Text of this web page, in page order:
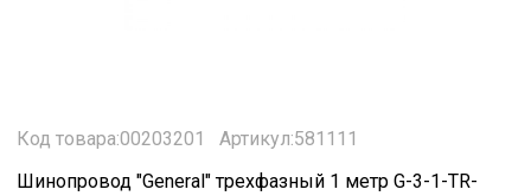
Код товара:00203201
Артикул:581111
Шинопровод "General" трехфазный 1 метр G-3-1-TR-